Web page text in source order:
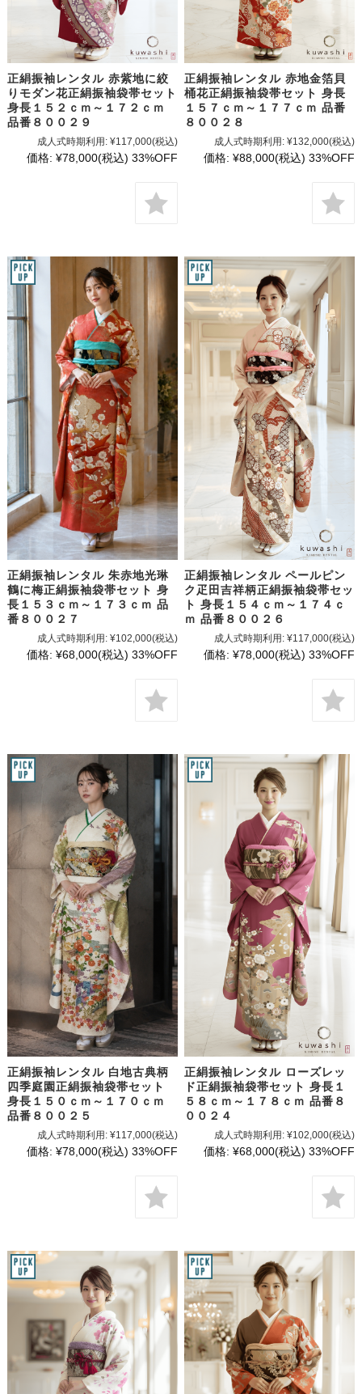
正絹振袖レンタル 赤紫地に絞
りモダン花正絹振袖袋帯セット
身長１５２ｃｍ～１７２ｃｍ
品番８００２９
成人式時期利用: ¥117,000(税込)
価格: ¥78,000(税込) 33%OFF
正絹振袖レンタル 赤地金箔貝
桶花正絹振袖袋帯セット 身長
１５７ｃｍ～１７７ｃｍ 品番
８００２８
成人式時期利用: ¥132,000(税込)
価格: ¥88,000(税込) 33%OFF
正絹振袖レンタル 朱赤地光琳
鶴に梅正絹振袖袋帯セット 身
長１５３ｃｍ～１７３ｃｍ 品
番８００２７
成人式時期利用: ¥102,000(税込)
価格: ¥68,000(税込) 33%OFF
正絹振袖レンタル ペールピン
ク疋田吉祥柄正絹振袖袋帯セッ
ト 身長１５４ｃｍ～１７４ｃ
ｍ 品番８００２６
成人式時期利用: ¥117,000(税込)
価格: ¥78,000(税込) 33%OFF
正絹振袖レンタル 白地古典柄
四季庭園正絹振袖袋帯セット
身長１５０ｃｍ～１７０ｃｍ
品番８００２５
成人式時期利用: ¥117,000(税込)
価格: ¥78,000(税込) 33%OFF
正絹振袖レンタル ローズレッ
ド正絹振袖袋帯セット 身長１
５８ｃｍ～１７８ｃｍ 品番８
００２４
成人式時期利用: ¥102,000(税込)
価格: ¥68,000(税込) 33%OFF